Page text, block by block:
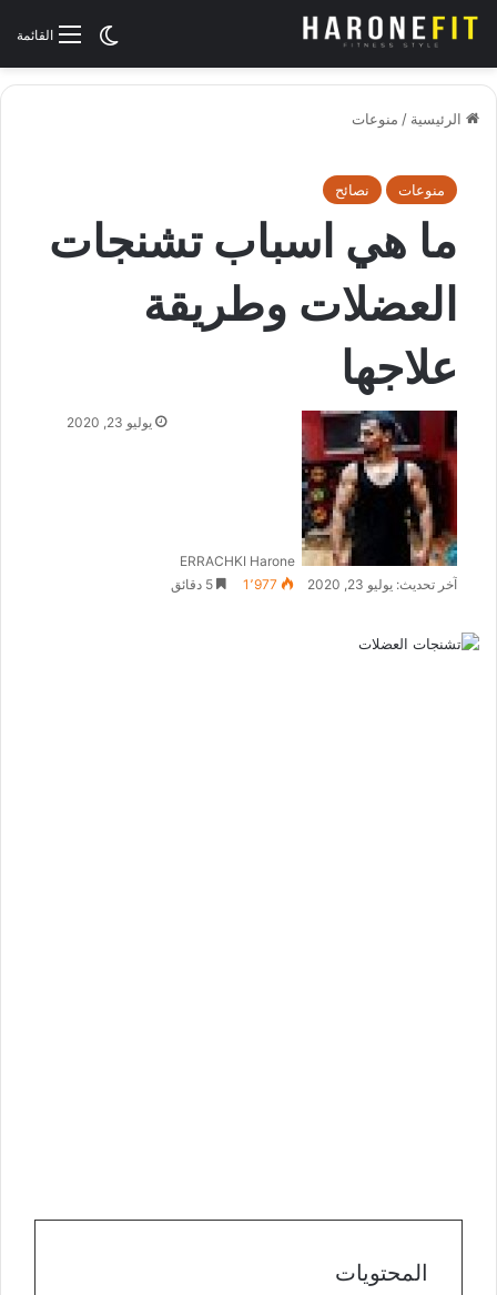
القائمةالوضع
الرئيسية / منوعات
منوعات نصائح
ما هي اسباب تشنجات
العضلات وطريقة
علاجها
ERRACHKI Harone
يوليو 23, 2020
آخر تحديث: يوليو 23, 2020 1٬977
المحتويات